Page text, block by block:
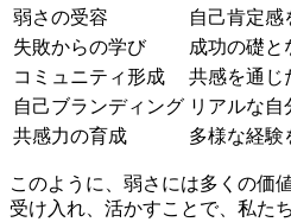
弱さの受容
自己肯定感
失敗からの学び
成功の礎と
コミュニティ形成
共感を通じ
自己ブランディング リアルな自
共感力の育成
多様な経験
このように、弱さには多くの価
受け入れ、活かすことで、私た